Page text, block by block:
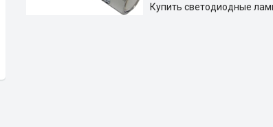
Купить светодиодные